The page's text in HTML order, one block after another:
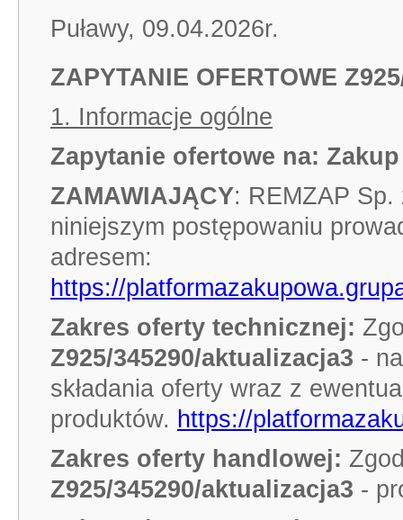
Puławy, 09.04.2026r.
ZAPYTANIE OFERTOWE
1. Informacje ogólne
Zapytanie ofertowe na:
ZAMAWIAJĄCY: REMZAP Sp.
niniejszym postępowaniu
adresem:
https://
Zakres oferty technicznej:
Z925/345290/aktualizacja3 -
składania oferty wraz z
produktów. https://
Zakres oferty handlowej:
Z925/345290/aktualizacja3 -